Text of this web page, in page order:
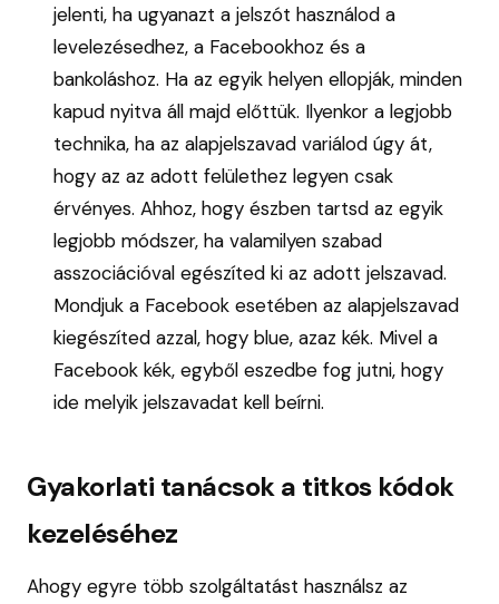
jelenti, ha ugyanazt a jelszót használod a
levelezésedhez, a Facebookhoz és a
bankoláshoz. Ha az egyik helyen ellopják, minden
kapud nyitva áll majd előttük. Ilyenkor a legjobb
technika, ha az alapjelszavad variálod úgy át,
hogy az az adott felülethez legyen csak
érvényes. Ahhoz, hogy észben tartsd az egyik
legjobb módszer, ha valamilyen szabad
asszociációval egészíted ki az adott jelszavad.
Mondjuk a Facebook esetében az alapjelszavad
kiegészíted azzal, hogy blue, azaz kék. Mivel a
Facebook kék, egyből eszedbe fog jutni, hogy
ide melyik jelszavadat kell beírni.
Gyakorlati tanácsok a titkos kódok
kezeléséhez
Ahogy egyre több szolgáltatást használsz az